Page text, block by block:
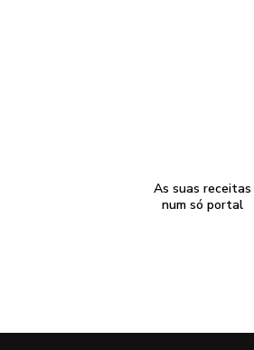
As suas receitas
num só portal